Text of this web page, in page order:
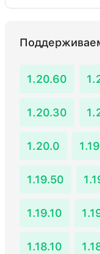
1.20.60
1.20.30
1.20.0
1.19.50
1.19.10
1.18.10